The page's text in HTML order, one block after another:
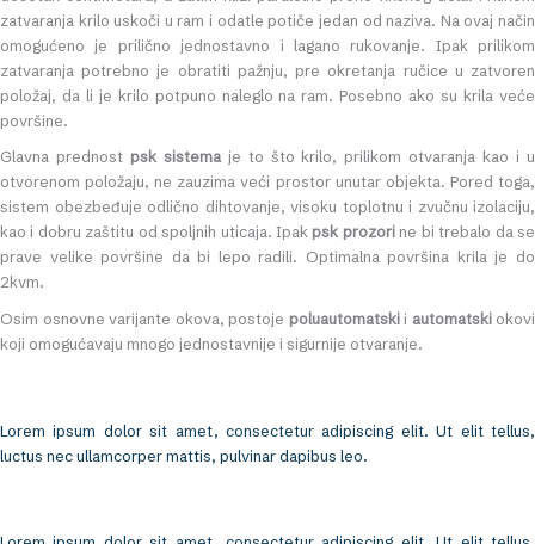
zatvaranja krilo uskoči u ram i odatle potiče jedan od naziva. Na ovaj način
omogućeno je prilično jednostavno i lagano rukovanje. Ipak prilikom
zatvaranja potrebno je obratiti pažnju, pre okretanja ručice u zatvoren
položaj, da li je krilo potpuno naleglo na ram. Posebno ako su krila veće
površine.
Glavna prednost psk sistemaje to što krilo, prilikom otvaranja kao i u
otvorenom položaju, ne zauzima veći prostor unutar objekta. Pored toga,
sistem obezbeđuje odlično dihtovanje, visoku toplotnu i zvučnu izolaciju,
kao i dobru zaštitu od spoljnih uticaja. Ipak psk prozori ne bi trebalo da se
prave velike površine da bi lepo radili. Optimalna površina krila je do
2kvm.
Osim osnovne varijante okova, postoje poluautomatskii automatski okovi
koji omogućavaju mnogo jednostavnije i sigurnije otvaranje.
Lorem ipsum dolor sit amet, consectetur adipiscing elit. Ut elit tellus,
luctus nec ullamcorper mattis, pulvinar dapibus leo.